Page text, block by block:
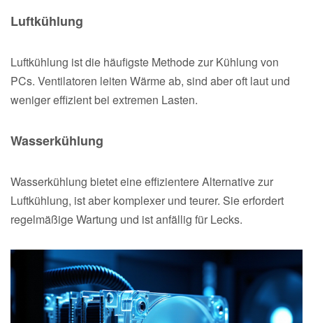
Luftkühlung
Luftkühlung ist die häufigste Methode zur Kühlung von
PCs. Ventilatoren leiten Wärme ab, sind aber oft laut und
weniger effizient bei extremen Lasten.
Wasserkühlung
Wasserkühlung bietet eine effizientere Alternative zur
Luftkühlung, ist aber komplexer und teurer. Sie erfordert
regelmäßige Wartung und ist anfällig für Lecks.